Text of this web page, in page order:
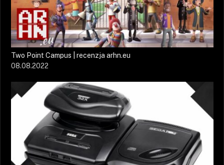
Two Point Campus | recenzja arhn.eu
08.08.2022